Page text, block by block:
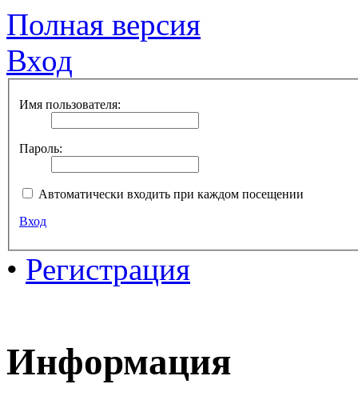
Полная версия
Вход
Имя пользователя:
Пароль:
Автоматически входить при каждом посещении
Вход
• Регистрация
Информация